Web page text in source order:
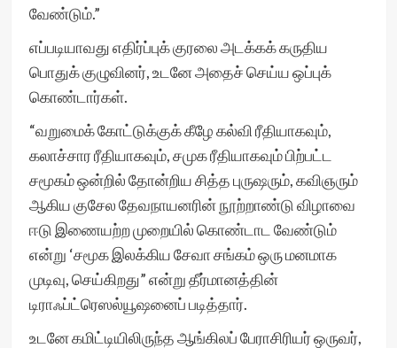
வேண்டும்.”
எப்படியாவது எதிர்ப்புக் குரலை அடக்கக் கருதிய
பொதுக் குழுவினர், உடனே அதைச் செய்ய ஒப்புக்
கொண்டார்கள்.
“வறுமைக் கோட்டுக்குக் கீழே கல்வி ரீதியாகவும்,
கலாச்சார ரீதியாகவும், சமுக ரீதியாகவும் பிற்பட்ட
சமூகம் ஒன்றில் தோன்றிய சித்த புருஷரும், கவிஞரும்
ஆகிய குசேல தேவநாயனரின் நூற்றாண்டு விழாவை
ஈடு இணையற்ற முறையில் கொண்டாட வேண்டும்
என்று ‘சமூக இலக்கிய சேவா சங்கம் ஒரு மனமாக
முடிவு, செய்கிறது” என்று தீர்மானத்தின்
டிராஃப்ட்ரெஸல்யூஷனைப் படித்தார்.
உடனே கமிட்டியிலிருந்த ஆங்கிலப் பேராசிரியர் ஒருவர்,